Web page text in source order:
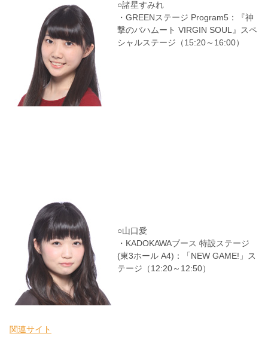
○諸星すみれ
・GREENステージ Program5：『神
撃のバハムート VIRGIN SOUL』スペ
シャルステージ（15:20～16:00）
○山口愛
・KADOKAWAブース 特設ステージ
(東3ホール A4)：「NEW GAME!」ス
テージ（12:20～12:50）
関連サイト